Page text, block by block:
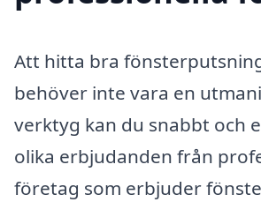
Att hitta bra
behöver inte vara en
verktyg kan du snabbt och
olika erbjudanden från
företag som erbjuder